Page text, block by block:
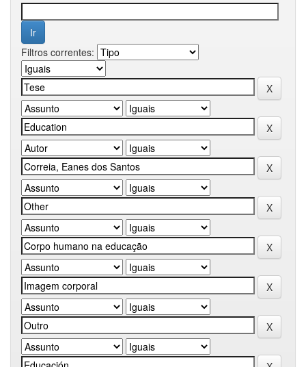
Filtros correntes: